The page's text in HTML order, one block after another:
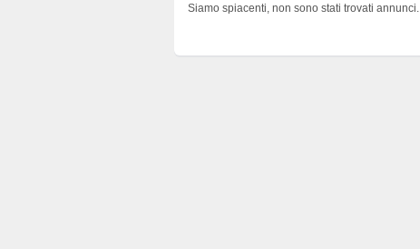
Siamo spiacenti, non sono stati trovati annunci.